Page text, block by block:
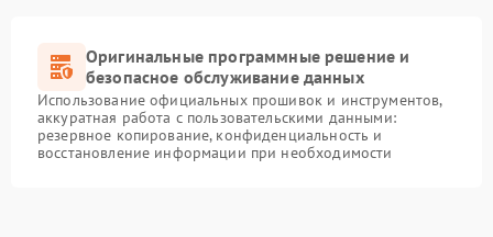
Оригинальные программные решение и
безопасное обслуживание данных
Использование официальных прошивок и инструментов,
аккуратная работа с пользовательскими данными:
резервное копирование, конфиденциальность и
восстановление информации при необходимости